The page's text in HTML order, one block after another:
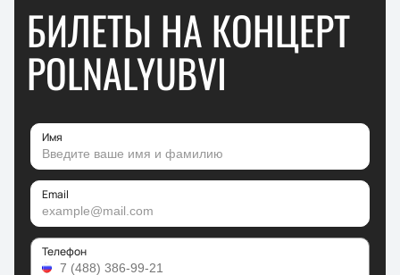
БИЛЕТЫ НА КОНЦЕРТ
POLNALYUBVI
Имя
Email
Телефон